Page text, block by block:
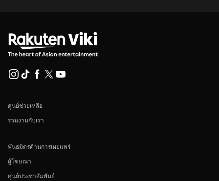
ศูนย์ช่วยเหลือ
ร่วมงานกับเรา
พันธมิตรด้านการเผยแพร่
ผู้โฆษณา
ศูนย์ประชาสัมพันธ์